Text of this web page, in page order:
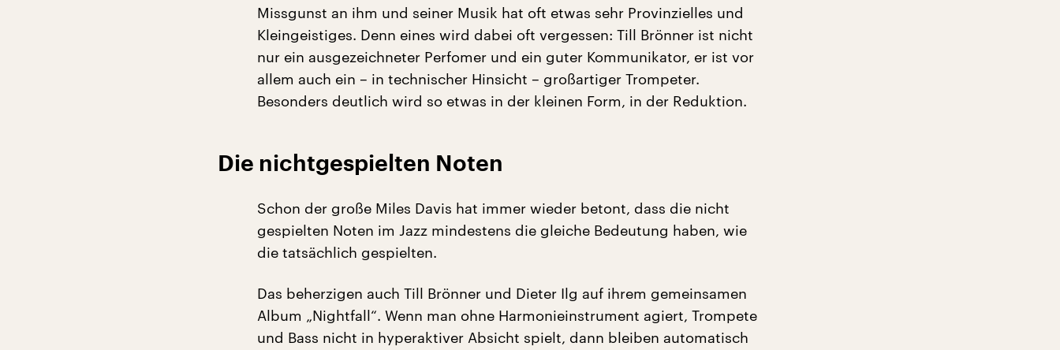
Missgunst an ihm und seiner Musik hat oft etwas sehr Provinzielles und
Kleingeistiges. Denn eines wird dabei oft vergessen: Till Brönner ist nicht
nur ein ausgezeichneter Perfomer und ein guter Kommunikator, er ist vor
allem auch ein – in technischer Hinsicht – großartiger Trompeter.
Besonders deutlich wird so etwas in der kleinen Form, in der Reduktion.
Die nichtgespielten Noten
Schon der große Miles Davis hat immer wieder betont, dass die nicht
gespielten Noten im Jazz mindestens die gleiche Bedeutung haben, wie
die tatsächlich gespielten.
Das beherzigen auch Till Brönner und Dieter Ilg auf ihrem gemeinsamen
Album „Nightfall“. Wenn man ohne Harmonieinstrument agiert, Trompete
und Bass nicht in hyperaktiver Absicht spielt, dann bleiben automatisch